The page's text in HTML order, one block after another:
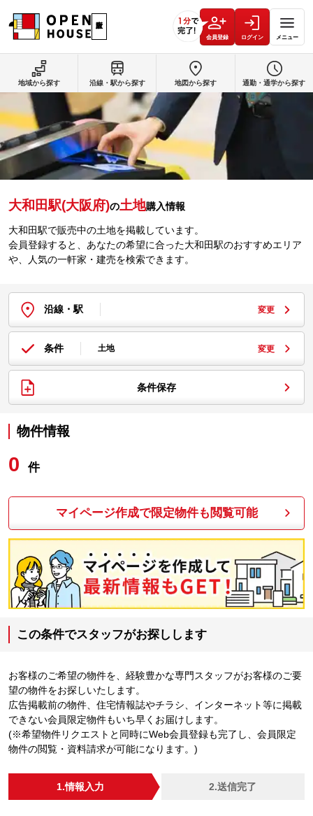
会員登録 ログイン メニュー
大和田駅(大阪府)の土地購入情報
大和田駅で販売中の土地を掲載しています。
会員登録すると、あなたの希望に合った大和田駅のおすすめエリア
や、人気の一軒家・建売を検索できます。
沿線・駅 変更
条件 土地 変更
条件保存
物件情報
0 件
マイページ作成で限定物件も閲覧可能
この条件でスタッフがお探しします
お客様のご希望の物件を、経験豊かな専門スタッフがお客様のご要
望の物件をお探しいたします。
広告掲載前の物件、住宅情報誌やチラシ、インターネット等に掲載
できない会員限定物件もいち早くお届けします。
(※希望物件リクエストと同時にWeb会員登録も完了し、会員限定
物件の閲覧・資料請求が可能になります。)
1.情報入力 2.送信完了
地域から探す 沿線・駅から探す 地図から探す 通勤・通学から探す